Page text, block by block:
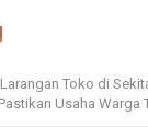
Toko di
Usaha Warga